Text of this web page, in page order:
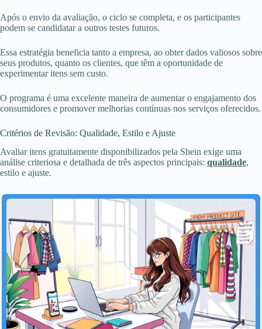
Após o envio da avaliação, o ciclo se completa, e os participantes
podem se candidatar a outros testes futuros.
Essa estratégia beneficia tanto a empresa, ao obter dados valiosos sobre
seus produtos, quanto os clientes, que têm a oportunidade de
experimentar itens sem custo.
O programa é uma excelente maneira de aumentar o engajamento dos
consumidores e promover melhorias contínuas nos serviços oferecidos.
Critérios de Revisão: Qualidade, Estilo e Ajuste
Avaliar itens gratuitamente disponibilizados pela Shein exige uma
análise criteriosa e detalhada de três aspectos principais: qualidade,
estilo e ajuste.